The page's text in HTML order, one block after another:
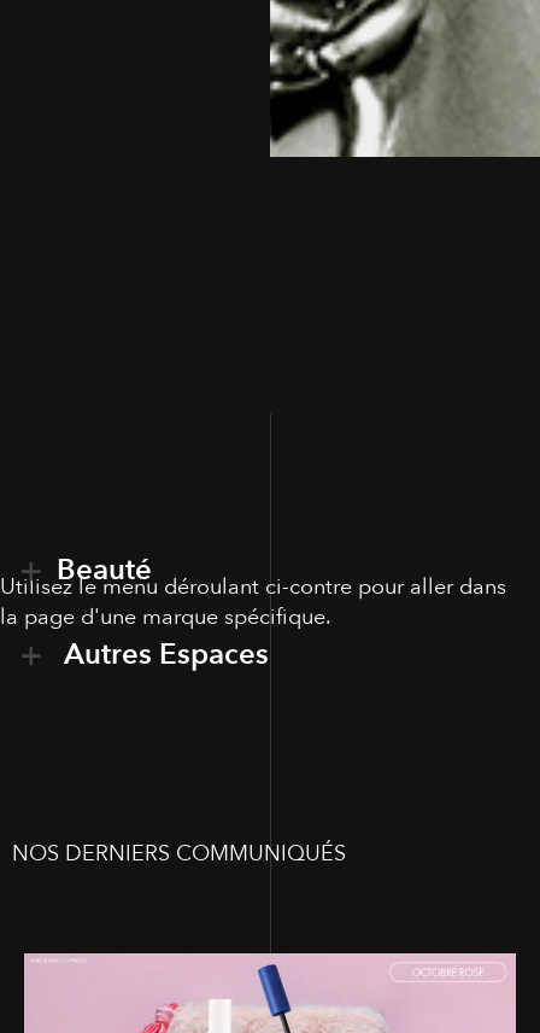
Beauté
Autres Espaces
Utilisez le menu déroulant ci-contre pour aller dans
la page d'une marque spécifique.
NOS DERNIERS COMMUNIQUÉS